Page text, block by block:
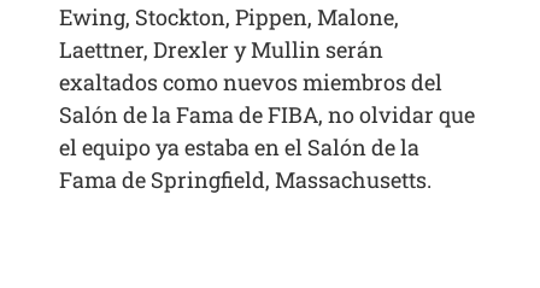
Ewing, Stockton, Pippen, Malone,
Laettner, Drexler y Mullin serán
exaltados como nuevos miembros del
Salón de la Fama de FIBA, no olvidar que
el equipo ya estaba en el Salón de la
Fama de Springfield, Massachusetts.